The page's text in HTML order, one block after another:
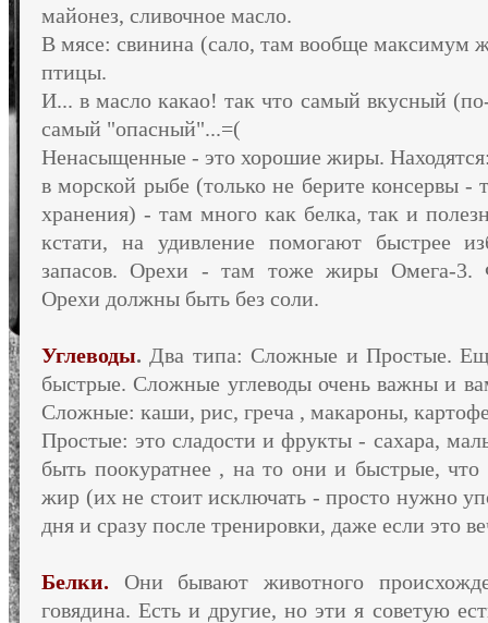
майонез, сливочное масло.
В мясе: свинина (сало, там вообще максимум
птицы.
И... в масло какао! так что самый вкусный
самый "опасный"...=(
Ненасыщенные - это хорошие жиры.
в морской рыбе (только не берите консервы -
хранения) - там много как белка, так и
кстати, на удивление помогают быстрее
запасов. Орехи - там тоже жиры Омега-3.
Орехи должны быть без соли.
Углеводы. Два типа: Сложные и Простые.
быстрые. Сложные углеводы очень важны и
Сложные: каши, рис, греча , макароны,
Простые: это сладости и фрукты - сахара,
быть поокуратнее , на то они и быстрые, что
жир (их не стоит исключать - просто нужно
дня и сразу после тренировки, даже если это
Белки. Они бывают животного
говядина. Есть и другие, но эти я советую